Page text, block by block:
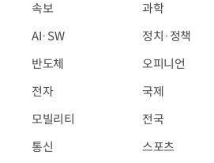
속보
AI·SW
반도체
전자
모빌리티
통신
과학
정치·정책
오피니언
국제
전국
스포츠